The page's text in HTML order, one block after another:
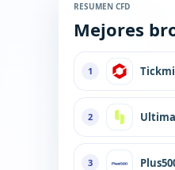
RESUMEN CFD
Mejores
1
2
3